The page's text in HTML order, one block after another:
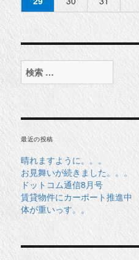
検
索
最近の投稿
晴れますように。。。
お見舞いが続きました。。。
ドットコム通信8月号
賃貸物件にカーポート推進中
体が重いっす。。